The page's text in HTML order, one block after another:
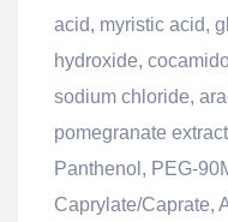
acid, myristic acid,
hydroxide,
sodium chloride,
pomegranate
Panthenol, PEG-
Caprylate/Caprate,